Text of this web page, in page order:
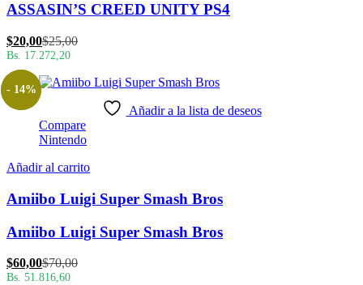
ASSASIN’S CREED UNITY PS4
$20,00El
precio
es:
$25,00El
era:
$25,00.
Bs. 17.272,20
Añadir a la lista de deseos
Compare
Nintendo
Añadir al carrito
Amiibo Luigi Super Smash Bros
Amiibo Luigi Super Smash Bros
$60,00El
precio
$70,00El
Bs. 51.816,60
- 14%